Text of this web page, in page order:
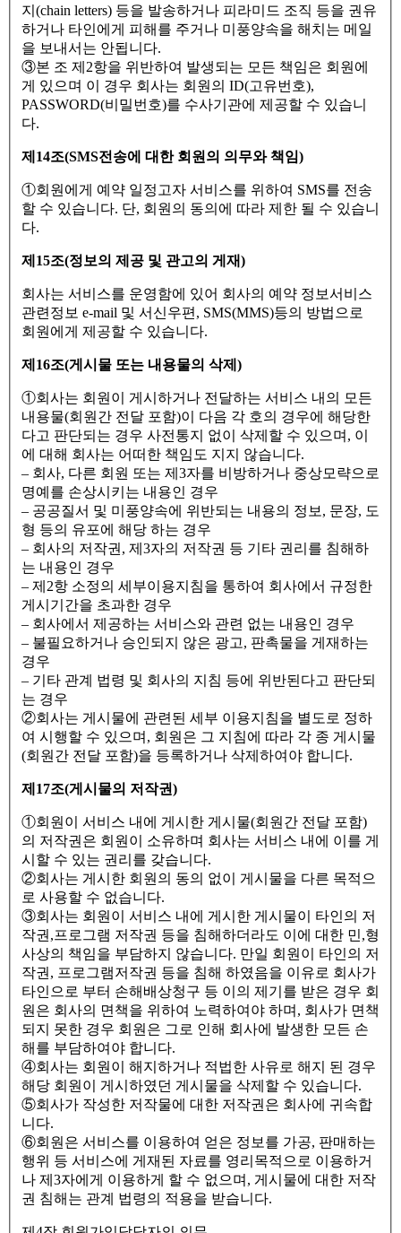
지(chain letters) 등을 발송하거나 피라미드 조직 등을 권유
하거나 타인에게 피해를 주거나 미풍양속을 해치는 메일
을 보내서는 안됩니다.
③본 조 제2항을 위반하여 발생되는 모든 책임은 회원에
게 있으며 이 경우 회사는 회원의 ID(고유번호),
PASSWORD(비밀번호)를 수사기관에 제공할 수 있습니
다.
제14조(SMS전송에 대한 회원의 의무와 책임)
①회원에게 예약 일정고자 서비스를 위하여 SMS를 전송
할 수 있습니다. 단, 회원의 동의에 따라 제한 될 수 있습니
다.
제15조(정보의 제공 및 관고의 게재)
회사는 서비스를 운영함에 있어 회사의 예약 정보서비스
관련정보 e-mail 및 서신우편, SMS(MMS)등의 방법으로
회원에게 제공할 수 있습니다.
제16조(게시물 또는 내용물의 삭제)
①회사는 회원이 게시하거나 전달하는 서비스 내의 모든
내용물(회원간 전달 포함)이 다음 각 호의 경우에 해당한
다고 판단되는 경우 사전통지 없이 삭제할 수 있으며, 이
에 대해 회사는 어떠한 책임도 지지 않습니다.
– 회사, 다른 회원 또는 제3자를 비방하거나 중상모략으로
명예를 손상시키는 내용인 경우
– 공공질서 및 미풍양속에 위반되는 내용의 정보, 문장, 도
형 등의 유포에 해당 하는 경우
– 회사의 저작권, 제3자의 저작권 등 기타 권리를 침해하
는 내용인 경우
– 제2항 소정의 세부이용지침을 통하여 회사에서 규정한
게시기간을 초과한 경우
– 회사에서 제공하는 서비스와 관련 없는 내용인 경우
– 불필요하거나 승인되지 않은 광고, 판촉물을 게재하는
경우
– 기타 관계 법령 및 회사의 지침 등에 위반된다고 판단되
는 경우
②회사는 게시물에 관련된 세부 이용지침을 별도로 정하
여 시행할 수 있으며, 회원은 그 지침에 따라 각 종 게시물
(회원간 전달 포함)을 등록하거나 삭제하여야 합니다.
제17조(게시물의 저작권)
①회원이 서비스 내에 게시한 게시물(회원간 전달 포함)
의 저작권은 회원이 소유하며 회사는 서비스 내에 이를 게
시할 수 있는 권리를 갖습니다.
②회사는 게시한 회원의 동의 없이 게시물을 다른 목적으
로 사용할 수 없습니다.
③회사는 회원이 서비스 내에 게시한 게시물이 타인의 저
작권,프로그램 저작권 등을 침해하더라도 이에 대한 민,형
사상의 책임을 부담하지 않습니다. 만일 회원이 타인의 저
작권, 프로그램저작권 등을 침해 하였음을 이유로 회사가
타인으로 부터 손해배상청구 등 이의 제기를 받은 경우 회
원은 회사의 면책을 위하여 노력하여야 하며, 회사가 면책
되지 못한 경우 회원은 그로 인해 회사에 발생한 모든 손
해를 부담하여야 합니다.
④회사는 회원이 해지하거나 적법한 사유로 해지 된 경우
해당 회원이 게시하였던 게시물을 삭제할 수 있습니다.
⑤회사가 작성한 저작물에 대한 저작권은 회사에 귀속합
니다.
⑥회원은 서비스를 이용하여 얻은 정보를 가공, 판매하는
행위 등 서비스에 게재된 자료를 영리목적으로 이용하거
나 제3자에게 이용하게 할 수 없으며, 게시물에 대한 저작
권 침해는 관계 법령의 적용을 받습니다.